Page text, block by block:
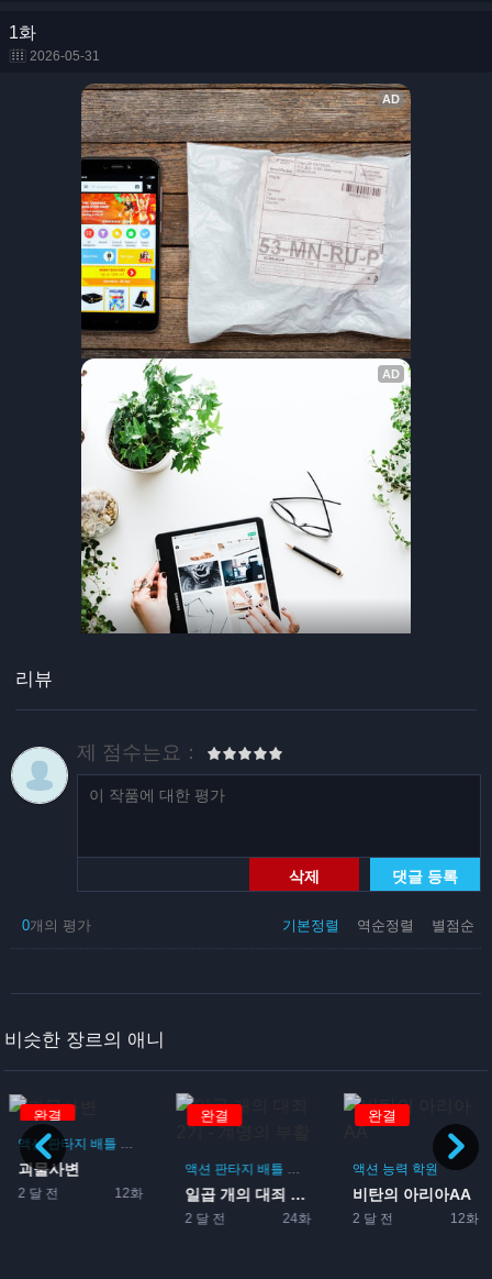
1화
2026-05-31
리뷰
제 점수는요：
삭제 댓글 등록
기본정렬 역순정렬 별점순
0개의 평가
비슷한 장르의 애니
완결
액션 판타지 배틀
괴물사변
2 달 전 12화
완결
액션 판타지 배틀 먼치킨 모험
일곱 개의 대죄 2기 - 계...
2 달 전 24화
완결
액션 능력 학원
비탄의 아리아AA
2 달 전 12화